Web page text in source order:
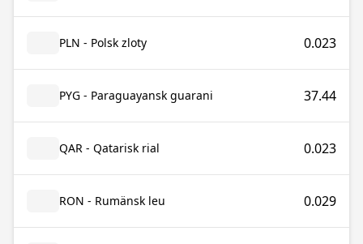
PLN - Polsk zloty 0.023
PYG - Paraguayansk guarani 37.44
QAR - Qatarisk rial 0.023
RON - Rumänsk leu 0.029